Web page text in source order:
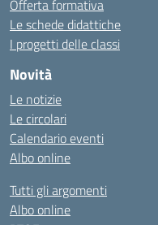
Offerta formativa
Le schede didattiche
I progetti delle classi
Novità
Le notizie
Le circolari
Calendario eventi
Albo online
Tutti gli argomenti
Albo online